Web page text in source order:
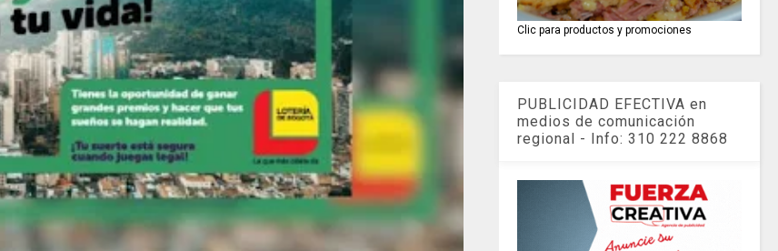
Clic para productos y promociones
PUBLICIDAD EFECTIVA en
medios de comunicación
regional - Info: 310 222 8868